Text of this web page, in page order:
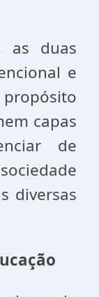
as duas
e
capas
de
diversas